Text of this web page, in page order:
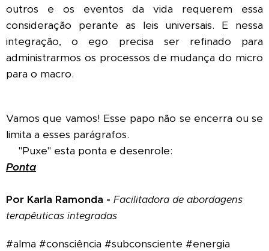
outros e os eventos da vida requerem essa
consideração perante as leis universais. E nessa
integração, o ego precisa ser refinado para
administrarmos os processos de mudança do micro
para o macro.
Vamos que vamos! Esse papo não se encerra ou se
limita a esses parágrafos.
👇"Puxe" esta ponta e desenrole:
Ponta
Por Karla Ramonda - Facilitadora de abordagens
terapêuticas integradas
#alma #consciência #subconsciente #energia